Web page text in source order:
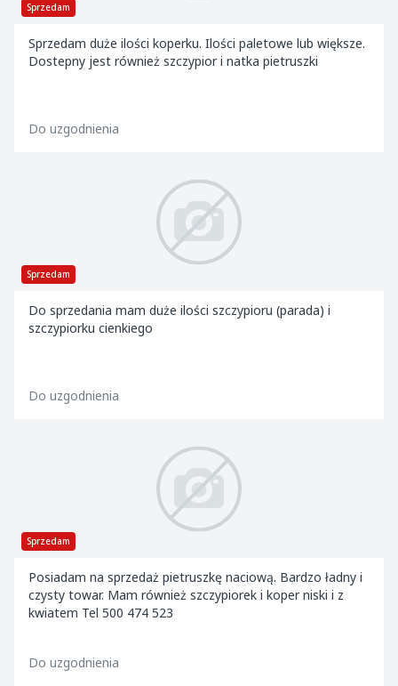
Sprzedam
Sprzedam duże ilości koperku. Ilości paletowe lub większe.
Dostepny jest również szczypior i natka pietruszki
Do uzgodnienia
Sprzedam
Do sprzedania mam duże ilości szczypioru (parada) i
szczypiorku cienkiego
Do uzgodnienia
Sprzedam
Posiadam na sprzedaż pietruszkę naciową. Bardzo ładny i
czysty towar. Mam również szczypiorek i koper niski i z
kwiatem Tel 500 474 523
Do uzgodnienia